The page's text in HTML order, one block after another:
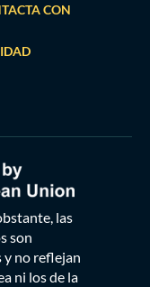
CON
las
son
y no reflejan
ni los de la